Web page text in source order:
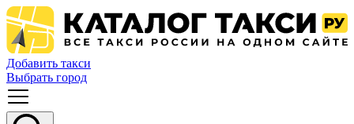
Добавить такси
Выбрать город